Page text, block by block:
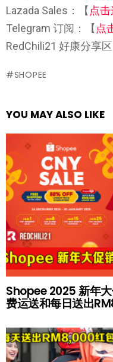
Lazada Sales：【 点
Telegram 订阅：【 点
RedChili21 好康分享
SHOPEE
YOU MAY ALSO LIKE
Shopee 2025 新年
费运送和每日送出